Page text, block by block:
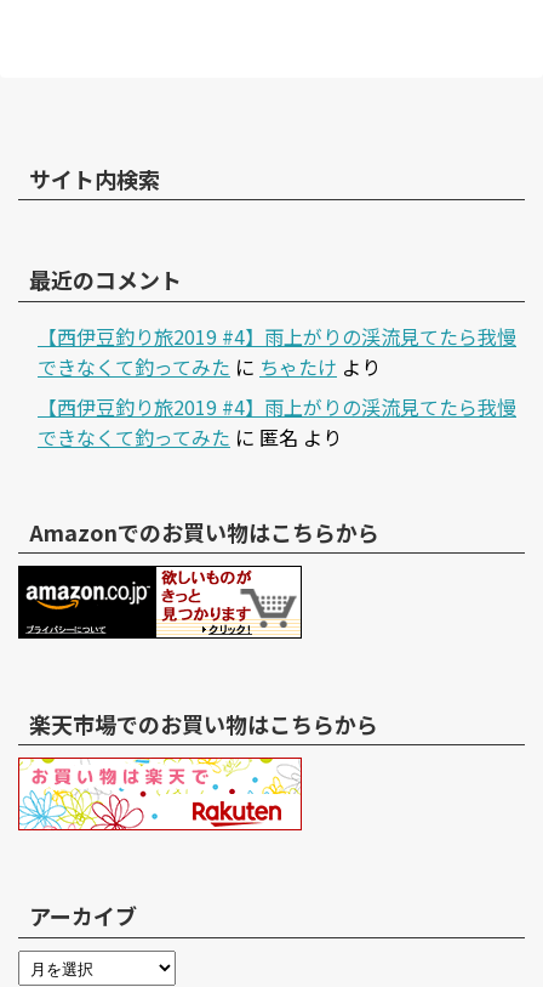
サイト内検索
最近のコメント
【西伊豆釣り旅2019 #4】雨上がりの渓流見てたら我慢
できなくて釣ってみた に ちゃたけ より
【西伊豆釣り旅2019 #4】雨上がりの渓流見てたら我慢
できなくて釣ってみた に 匿名 より
Amazonでのお買い物はこちらから
楽天市場でのお買い物はこちらから
アーカイブ